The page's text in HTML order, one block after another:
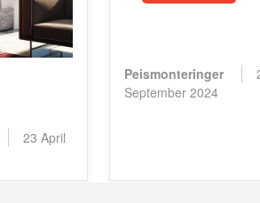
23 April
Peismonteringer
September 2024